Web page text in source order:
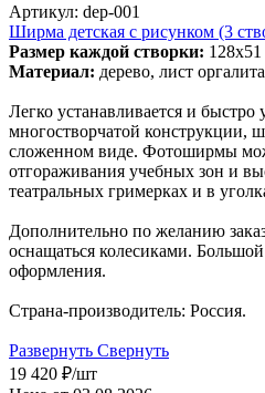
Артикул: dep-001
Ширма детская с рисунком (3
Размер каждой створки:
Материал: дерево, лист
Легко устанавливается и быстро
многостворчатой конструкции,
сложенном виде. Фотоширмы
отгораживания учебных зон и
театральных гримерках и в
Дополнительно по желанию
оснащаться колесиками.
оформления.
Страна-производитель: Россия.
Развернуть Свернуть
19 420 ₽/шт